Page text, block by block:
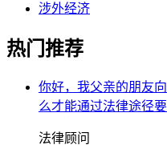
涉外经济
热门推荐
你好，我父亲的朋友
么才能通过法律途径
法律顾问